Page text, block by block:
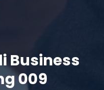
Business
009